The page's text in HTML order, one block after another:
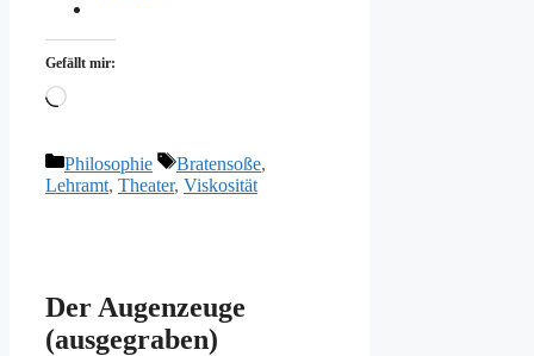
Gefällt mir:
Wird
Kategorien
Philosophie Schlagwörter
Bratensoße,
Lehramt, Theater, Viskosität
Der Augenzeuge
(ausgegraben)